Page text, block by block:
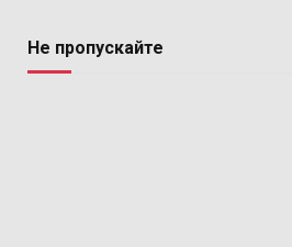
Не пропускайте